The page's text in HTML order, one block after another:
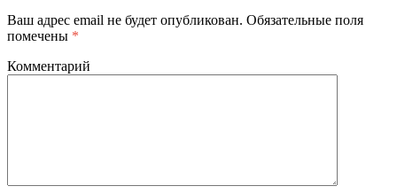
Ваш адрес email не будет опубликован. Обязательные поля
помечены *
Комментарий